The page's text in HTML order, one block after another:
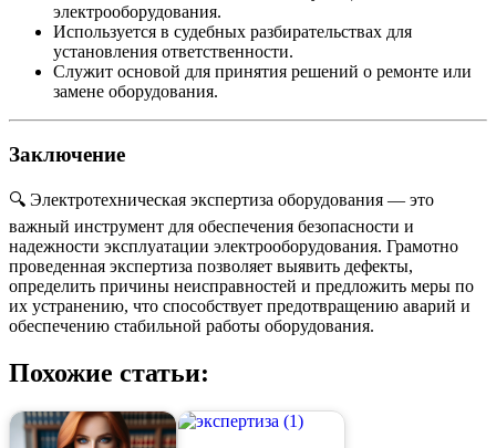
электрооборудования.
Используется в судебных разбирательствах для
установления ответственности.
Служит основой для принятия решений о ремонте или
замене оборудования.
Заключение
🔍 Электротехническая экспертиза оборудования — это
важный инструмент для обеспечения безопасности и
надежности эксплуатации электрооборудования. Грамотно
проведенная экспертиза позволяет выявить дефекты,
определить причины неисправностей и предложить меры по
их устранению, что способствует предотвращению аварий и
обеспечению стабильной работы оборудования.
Похожие статьи: